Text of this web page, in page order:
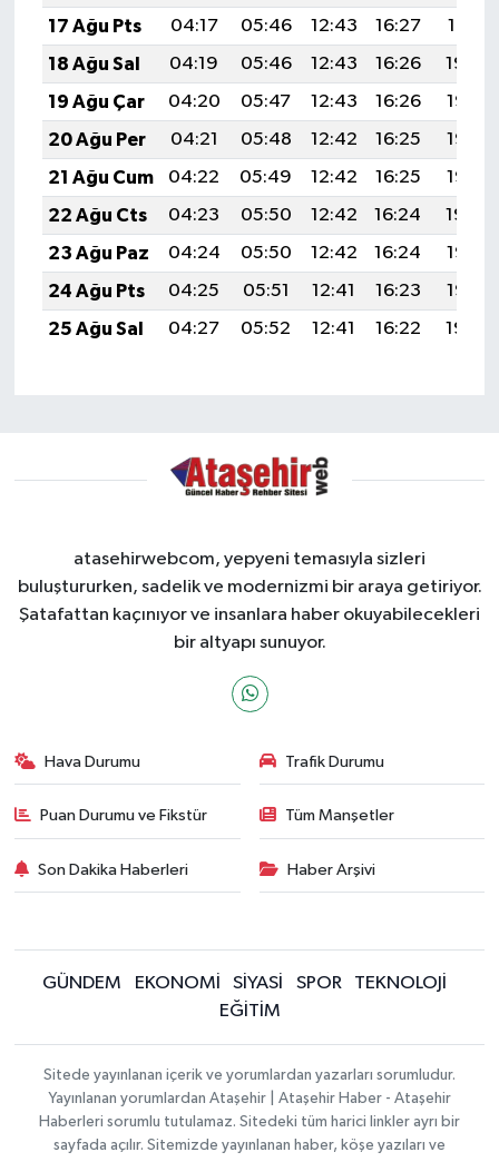
17 Ağu Pts
04:17 05:46 12:43 16:27
19:31
18 Ağu Sal
04:19 05:46 12:43 16:26
19:30
19 Ağu Çar
04:20 05:47 12:43 16:26
19:28
20 Ağu Per
04:21 05:48 12:42 16:25
19:27
21 Ağu Cum
04:22 05:49 12:42 16:25
19:26
22 Ağu Cts
04:23 05:50 12:42 16:24
19:24
23 Ağu Paz
04:24 05:50 12:42 16:24
19:23
24 Ağu Pts
04:25 05:51 12:41 16:23
19:22
25 Ağu Sal
04:27 05:52 12:41 16:22 19:20
atasehirwebcom, yepyeni temasıyla sizleri
buluştururken, sadelik ve modernizmi bir araya getiriyor.
Şatafattan kaçınıyor ve insanlara haber okuyabilecekleri
bir altyapı sunuyor.
Hava Durumu Trafik Durumu
Puan Durumu ve Fikstür Tüm Manşetler
Son Dakika Haberleri Haber Arşivi
GÜNDEM EKONOMİ SİYASİ SPOR
TEKNOLOJİ
EĞİTİM
Sitede yayınlanan içerik ve yorumlardan yazarları sorumludur.
Yayınlanan yorumlardan Ataşehir | Ataşehir Haber - Ataşehir
Haberleri sorumlu tutulamaz. Sitedeki tüm harici linkler ayrı bir
sayfada açılır. Sitemizde yayınlanan haber, köşe yazıları ve